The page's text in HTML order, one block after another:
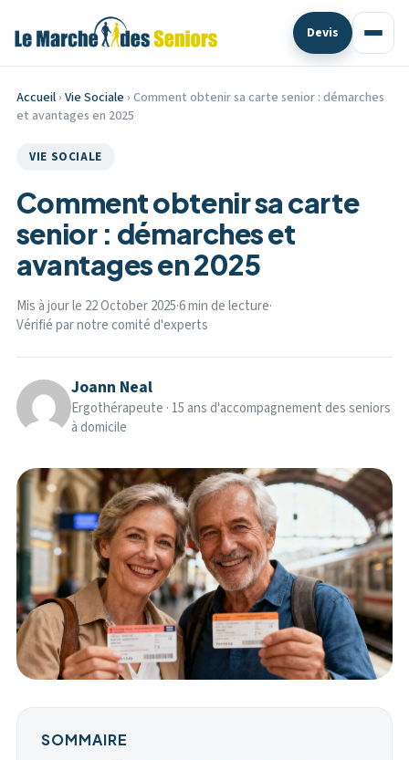
Devis
Accueil› Vie Sociale › Comment obtenir sa carte senior : démarches
et avantages en 2025
VIE SOCIALE
Comment obtenir sa carte
senior : démarches et
avantages en 2025
Mis à jour le 22 October 2025·6 min de lecture·
Vérifié par notre comité d'experts
Joann Neal
Ergothérapeute · 15 ans d'accompagnement des seniors
à domicile
SOMMAIRE